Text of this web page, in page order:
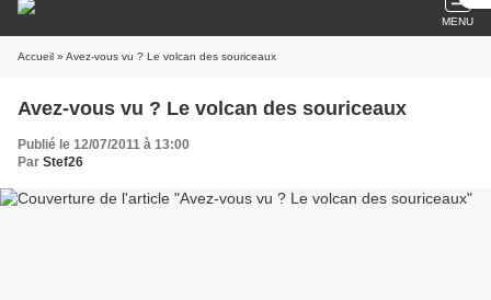
MENU
Accueil » Avez-vous vu ? Le volcan des souriceaux
Avez-vous vu ? Le volcan des souriceaux
Publié le 12/07/2011 à 13:00
Par Stef26